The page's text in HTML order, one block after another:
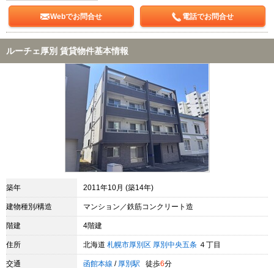
Webでお問合せ 電話でお問合せ
ルーチェ厚別 賃貸物件基本情報
築年 2011年10月 (築14年)
建物種別/構造 マンション／鉄筋コンクリート造
階建 4階建
住所 北海道 札幌市厚別区 厚別中央五条 ４丁目
交通 函館本線 / 厚別駅 徒歩6分